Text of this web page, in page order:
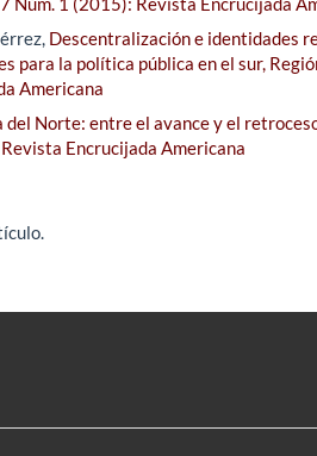
Descentralización e identidades
para la política pública en el sur,
Americana
Norte: entre el avance y el
Encrucijada Americana